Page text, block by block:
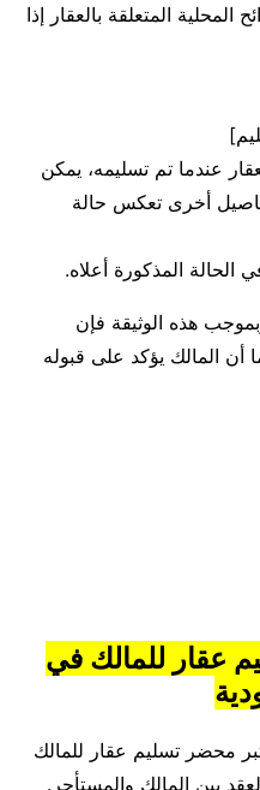
المحلية المتعلقة بالعقار إذا
عندما تم تسليمه، يمكن
أخرى تعكس حالة
الحالة المذكورة أعلاه.
هذه الوثيقة فإن
أن المالك يؤكد على قبوله
عقار للمالك في
محضر تسليم عقار للمالك
بين المالك والمستأجر.